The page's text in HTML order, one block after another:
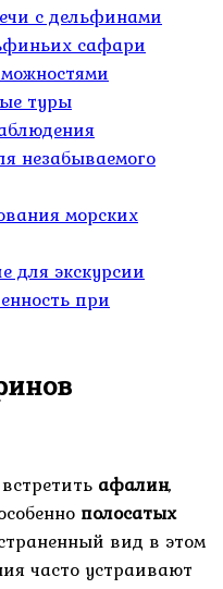
с дельфинами
сафари
туры
незабываемого
морских
для экскурсии
при
афалин,
полосатых
вид в этом
часто устраивают